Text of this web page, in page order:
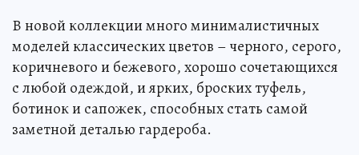
В новой коллекции много минималистичных
моделей классических цветов – черного, серого,
коричневого и бежевого, хорошо сочетающихся
с любой одеждой, и ярких, броских туфель,
ботинок и сапожек, способных стать самой
заметной деталью гардероба.